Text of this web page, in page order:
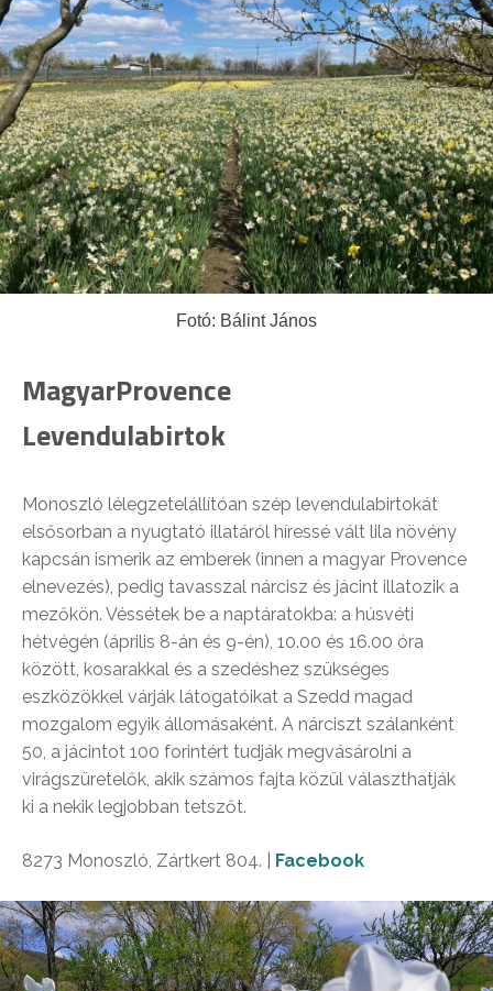
Fotó: Bálint János
MagyarProvence
Levendulabirtok
Monoszló lélegzetelállítóan szép levendulabirtokát
elsősorban a nyugtató illatáról híressé vált lila növény
kapcsán ismerik az emberek (innen a magyar Provence
elnevezés), pedig tavasszal nárcisz és jácint illatozik a
mezőkön. Véssétek be a naptáratokba: a húsvéti
hétvégén (április 8-án és 9-én), 10.00 és 16.00 óra
között, kosarakkal és a szedéshez szükséges
eszközökkel várják látogatóikat a Szedd magad
mozgalom egyik állomásaként. A nárciszt szálanként
50, a jácintot 100 forintért tudják megvásárolni a
virágszüretelők, akik számos fajta közül választhatják
ki a nekik legjobban tetszőt.
8273 Monoszló, Zártkert 804. | Facebook